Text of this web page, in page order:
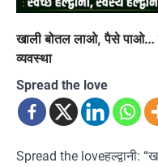
खाली बोतल लाओ, पैसे पाओ…
व्यवस्था
Spread the love
Spread the loveहल्द्वानी: